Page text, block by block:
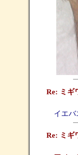
Re: ミギ
イエ
Re: ミギ